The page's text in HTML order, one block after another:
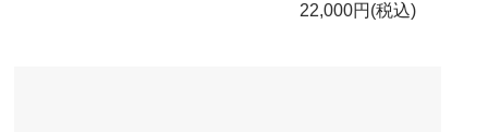
22,000円(税込)